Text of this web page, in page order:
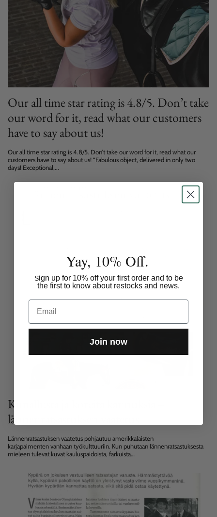
Our all time star rating is 4.8/5. Don’t take
our word for it, read what our customers
have to say about us!
Our all time star rating is 4.8/5. Don’t take our word for it, read what our
customers have to say about us! “Fabulous object, delivered in only two
days! Exceptional,...
Kimallusta ja koreita kannuksia –
lännenratsastuksen vaatetus
Lännenratsastuksen vaatetus pohjautuu amerikkalaisten
karjapaimenten vanhaan työkulttuuriin. Kun puhutaan lännenratsastuksesta
mieleen tulevat kuvat kauluspaidoista, farkuista
amerikkalaisten harrastajien nykykulttuuri on kuitenkin muokannut
pukeutumista voimakkaasti trendikkäämpään ja kaupallisempaan suuntaan,
Yay, 10% Off.
Sign up for 10% off your first order and to be
the first to know about restocks and news.
Email
Join now